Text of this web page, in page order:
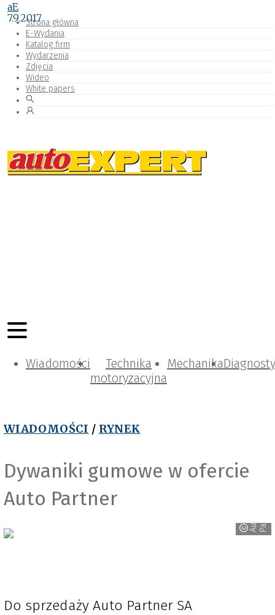
Strona główna
E-Wydania
Katalog firm
Wydarzenia
Zdjęcia
Wideo
White papers
Wiadomości
Technika
motoryzacyjna
Mechanika
WIADOMOŚCI / RYNEK
Dywaniki gumowe w ofercie
Auto Partner
A
u
t
o
P
a
r
t
n
er
aE
7.9.2017
Do sprzedaży Auto Partner SA